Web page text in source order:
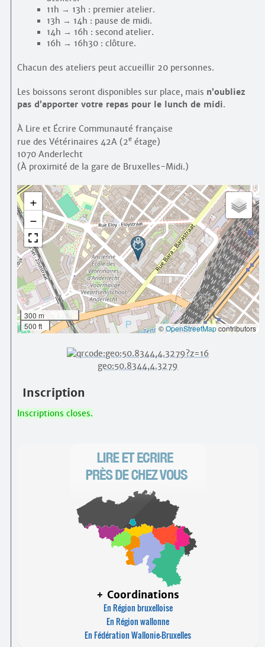
11h → 13h : premier atelier.
13h → 14h : pause de midi.
14h → 16h : second atelier.
16h → 16h30 : clôture.
Chacun des ateliers peut accueillir 20 personnes.
Les boissons seront disponibles sur place, mais n’oubliez
pas d’apporter votre repas pour le lunch de midi.
À Lire et Écrire Communauté française
rue des Vétérinaires 42A (2eétage)
1070 Anderlecht
(À proximité de la gare de Bruxelles-Midi.)
+
−
300 m
500 ft
©OpenStreetMapcontributors
geo:50.8344,4.3279
Inscription
Inscriptions closes.
+ Coordinations
En Région bruxelloise
En Région wallonne
En Fédération Wallonie-Bruxelles